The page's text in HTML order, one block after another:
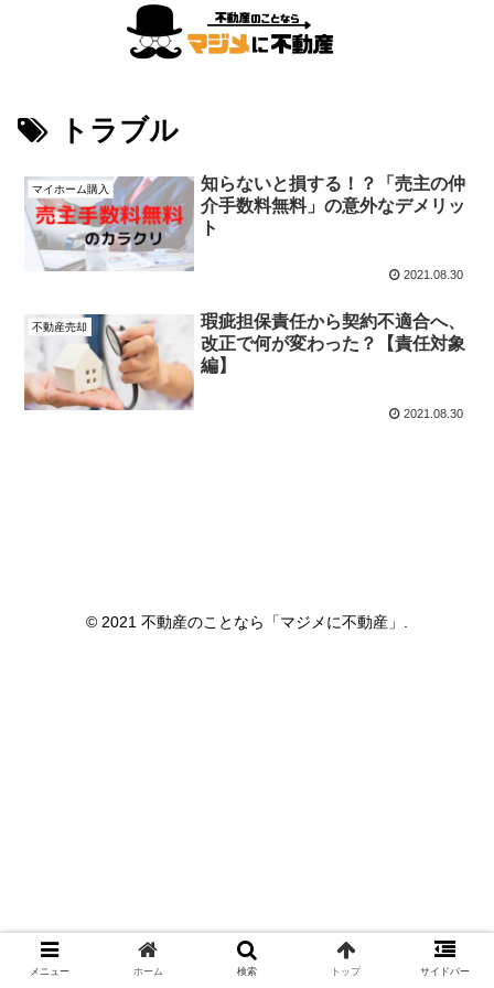
トラブル
マイホーム購入
知らないと損する！？「売主の仲
介手数料無料」の意外なデメリッ
ト
2021.08.30
不動産売却
瑕疵担保責任から契約不適合へ、
改正で何が変わった？【責任対象
編】
2021.08.30
© 2021 不動産のことなら「マジメに不動産」.
メニュー ホーム 検索 トップ サイドバー